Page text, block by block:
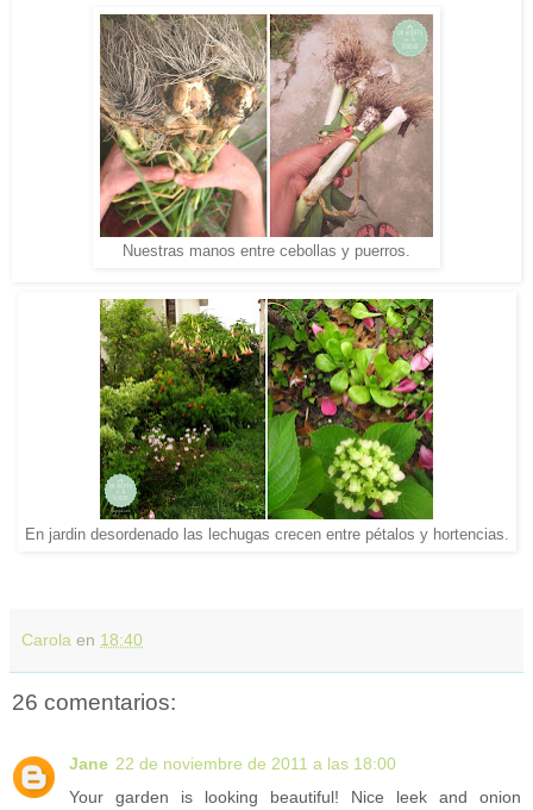
Nuestras manos entre cebollas y puerros.
En jardin desordenado las lechugas crecen entre pétalos y hortencias.
Carola en 18:40
26 comentarios:
Jane 22 de noviembre de 2011 a las 18:00
Your garden is looking beautiful! Nice leek and onion